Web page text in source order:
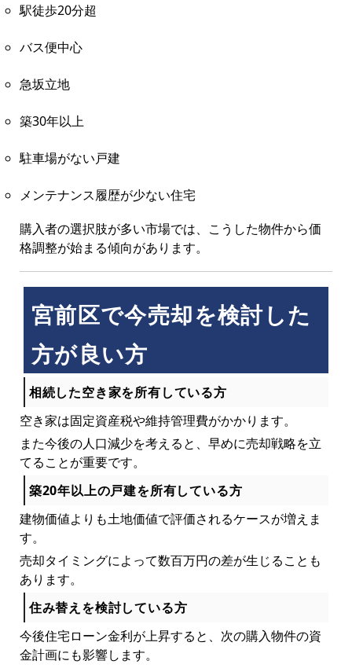
駅徒歩20分超
バス便中心
急坂立地
築30年以上
駐車場がない戸建
メンテナンス履歴が少ない住宅
購入者の選択肢が多い市場では、こうした物件から価
格調整が始まる傾向があります。
宮前区で今売却を検討した
方が良い方
相続した空き家を所有している方
空き家は固定資産税や維持管理費がかかります。
また今後の人口減少を考えると、早めに売却戦略を立
てることが重要です。
築20年以上の戸建を所有している方
建物価値よりも土地価値で評価されるケースが増えま
す。
売却タイミングによって数百万円の差が生じることも
あります。
住み替えを検討している方
今後住宅ローン金利が上昇すると、次の購入物件の資
金計画にも影響します。